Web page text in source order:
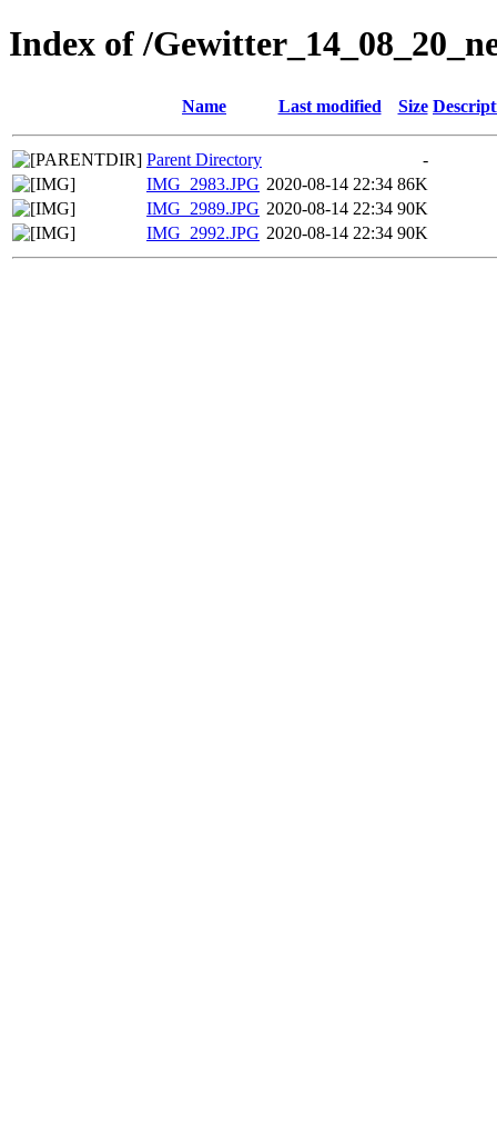
Index of /
Name Last modified Size
Parent Directory
-
IMG_2983.JPG 2020-08-14 22:34 86K
IMG_2989.JPG 2020-08-14 22:34 90K
IMG_2992.JPG 2020-08-14 22:34 90K